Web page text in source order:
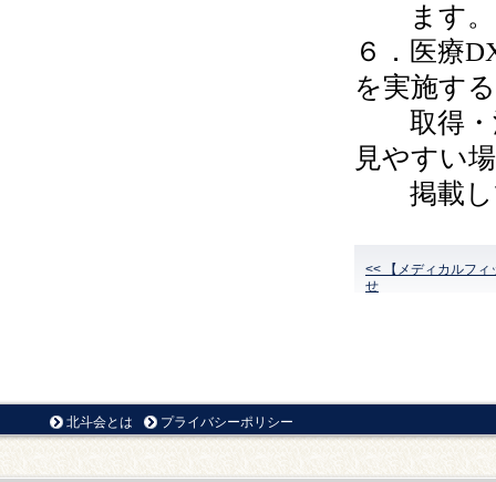
ます。
６．医療
を実施す
取得・
見やすい
掲載し
<< 【メディカルフィ
せ
北斗会とは プライバシーポリシー